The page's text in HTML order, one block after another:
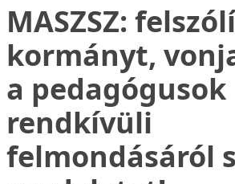
MASZSZ:
kormányt,
a pedagógusok
rendkívüli
felmondásáról